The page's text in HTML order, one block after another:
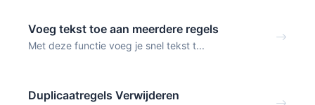
Voeg tekst toe aan meerdere regels
Met deze functie voeg je snel tekst t...
Duplicaatregels Verwijderen